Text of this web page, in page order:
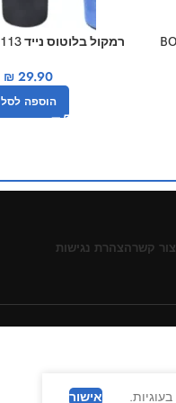
רמקול בלוטוס נייד portable TG113
₪ 29.90
הוספה לסל
צור קשרהצהרת נגישות
אישור